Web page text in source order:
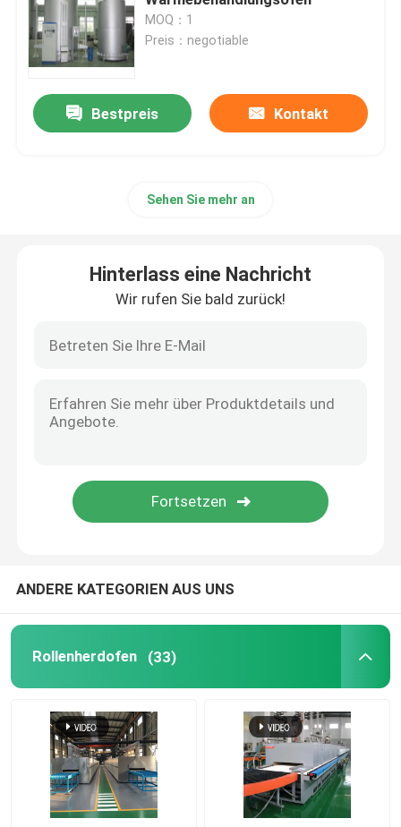
Maschengurtofen
Kastenähnlicher Ofen
Tunnelbrennofen
Laufkatzenofen
Rollenherdbrennofen
Brennhilfsmittel
MOQ：1
Preis：negotiable
Bestpreis Kontakt
Sehen Sie mehr an
Hinterlass eine Nachricht
Wir rufen Sie bald zurück!
ANDERE KATEGORIEN AUS UNS
Rollenherdofen (33)